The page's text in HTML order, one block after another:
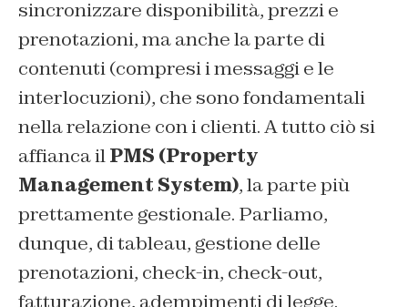
sincronizzare disponibilità, prezzi e
prenotazioni, ma anche la parte di
contenuti (compresi i messaggi e le
interlocuzioni), che sono fondamentali
nella relazione con i clienti. A tutto ciò si
affianca ilPMS (Property
Management System), la parte più
prettamente gestionale. Parliamo,
dunque, di tableau, gestione delle
prenotazioni, check-in, check-out,
fatturazione, adempimenti di legge.